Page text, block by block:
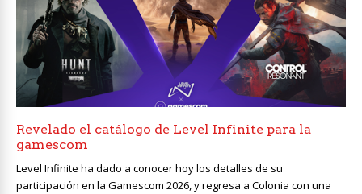
Revelado el catálogo de Level Infinite para la
gamescom
Level Infinite ha dado a conocer hoy los detalles de su
participación en la Gamescom 2026, y regresa a Colonia con una